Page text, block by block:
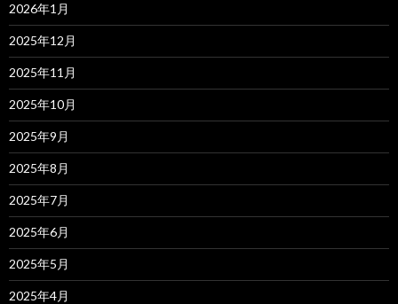
2026年1月
2025年12月
2025年11月
2025年10月
2025年9月
2025年8月
2025年7月
2025年6月
2025年5月
2025年4月